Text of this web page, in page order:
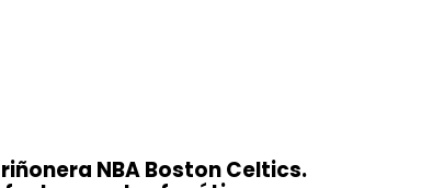
NBA Boston Celtics.